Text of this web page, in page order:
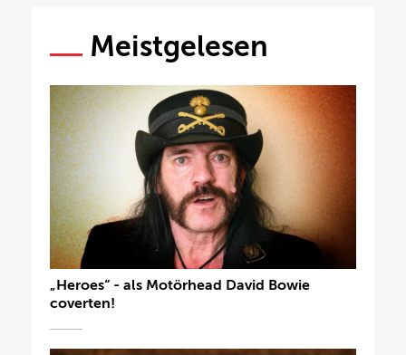
Meistgelesen
„Heroes“ - als Motörhead David Bowie
coverten!